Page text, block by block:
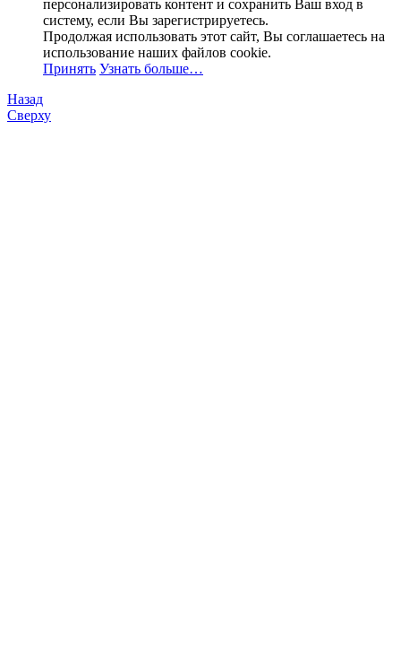
персонализировать контент и сохранить Ваш вход в
систему, если Вы зарегистрируетесь.
Продолжая использовать этот сайт, Вы соглашаетесь на
использование наших файлов cookie.
Принять Узнать больше…
Назад
Сверху